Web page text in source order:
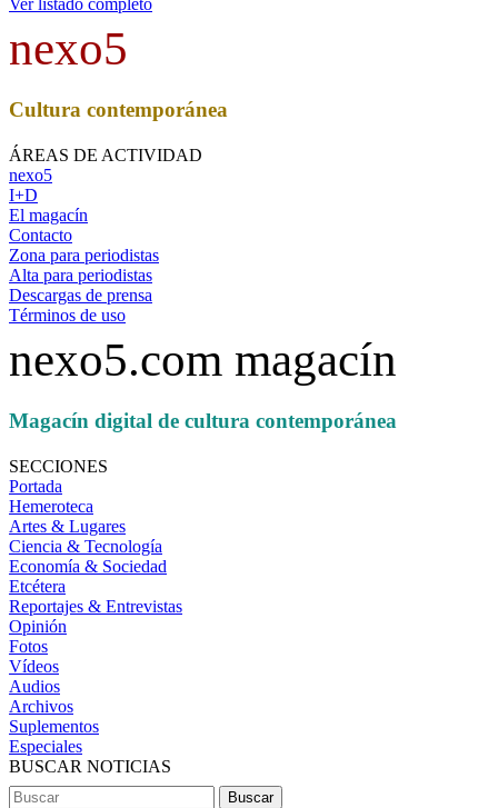
Ver listado completo
nexo5
Cultura contemporánea
ÁREAS DE ACTIVIDAD
nexo5
I+D
El magacín
Contacto
Zona para periodistas
Alta para periodistas
Descargas de prensa
Términos de uso
nexo5.com magacín
Magacín digital de cultura contemporánea
SECCIONES
Portada
Hemeroteca
Artes & Lugares
Ciencia & Tecnología
Economía & Sociedad
Etcétera
Reportajes & Entrevistas
Opinión
Fotos
Vídeos
Audios
Archivos
Suplementos
Especiales
BUSCAR NOTICIAS